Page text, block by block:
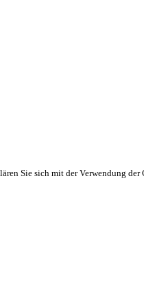
Sie sich mit der Verwendung